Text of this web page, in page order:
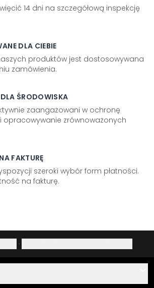
14 dni na szczegółową inspekcję
DLA CIEBIE
produktów jest dostosowywana
zamówienia.
ŚRODOWISKA
zaangażowani w ochronę
opracowywanie zrównoważonych
FAKTURĘ
szeroki wybór form płatności.
na fakturę.
·